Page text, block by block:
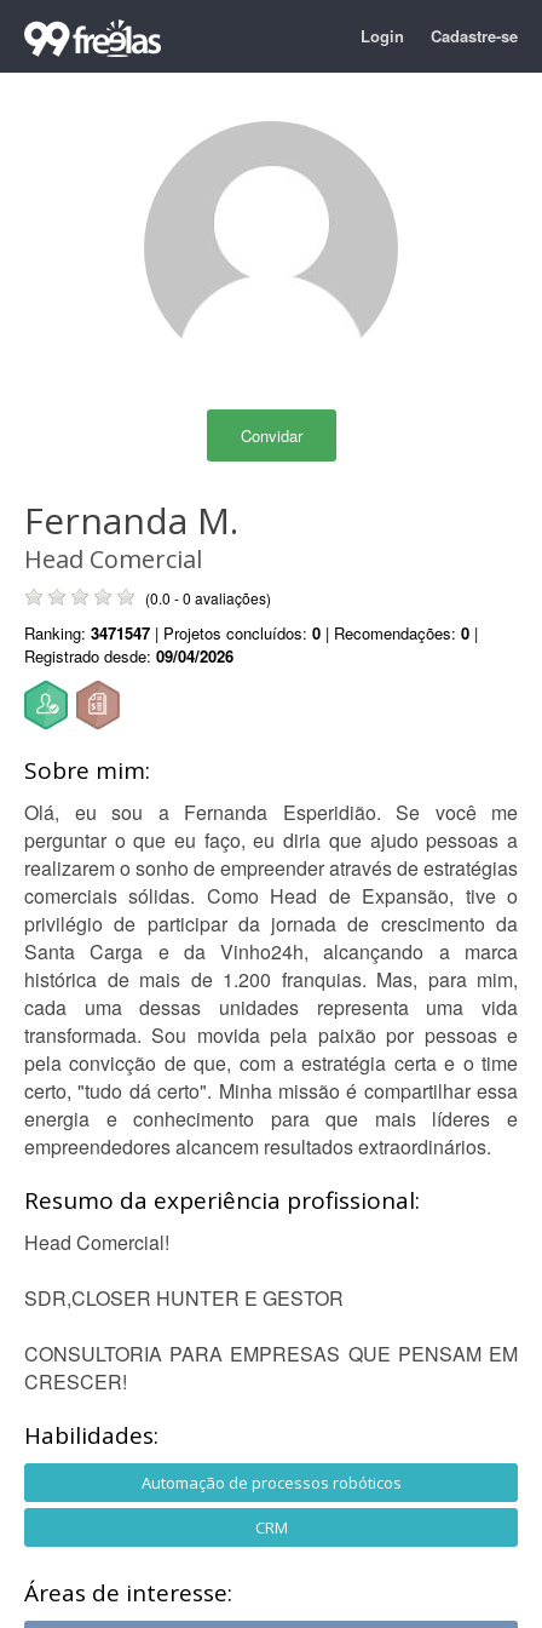
Login Cadastre-se
Convidar
Fernanda M.
Head Comercial
(0.0 - 0 avaliações)
Ranking: 3471547 | Projetos concluídos: 0 | Recomendações: 0 |
Registrado desde: 09/04/2026
Sobre mim:
Olá, eu sou a Fernanda Esperidião. Se você me
perguntar o que eu faço, eu diria que ajudo pessoas a
realizarem o sonho de empreender através de estratégias
comerciais sólidas. Como Head de Expansão, tive o
privilégio de participar da jornada de crescimento da
Santa Carga e da Vinho24h, alcançando a marca
histórica de mais de 1.200 franquias. Mas, para mim,
cada uma dessas unidades representa uma vida
transformada. Sou movida pela paixão por pessoas e
pela convicção de que, com a estratégia certa e o time
certo, "tudo dá certo". Minha missão é compartilhar essa
energia e conhecimento para que mais líderes e
empreendedores alcancem resultados extraordinários.
Resumo da experiência profissional:
Head Comercial!
SDR,CLOSER HUNTER E GESTOR
CONSULTORIA PARA EMPRESAS QUE PENSAM EM
CRESCER!
Habilidades:
Automação de processos robóticos
CRM
Áreas de interesse: